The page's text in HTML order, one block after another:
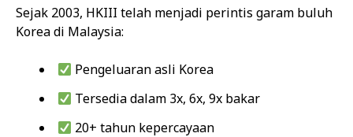
Sejak 2003, HKIII telah menjadi perintis garam buluh
Korea di Malaysia:
Pengeluaran asli Korea
Tersedia dalam 3x, 6x, 9x bakar
20+ tahun kepercayaan